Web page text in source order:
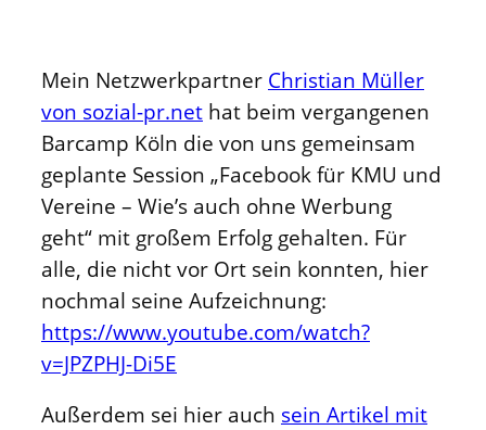
Mein Netzwerkpartner Christian Müller
von sozial-pr.net hat beim vergangenen
Barcamp Köln die von uns gemeinsam
geplante Session „Facebook für KMU und
Vereine – Wie’s auch ohne Werbung
geht“ mit großem Erfolg gehalten. Für
alle, die nicht vor Ort sein konnten, hier
nochmal seine Aufzeichnung:
https://www.youtube.com/watch?
v=JPZPHJ-Di5E
Außerdem sei hier auch sein Artikel mit